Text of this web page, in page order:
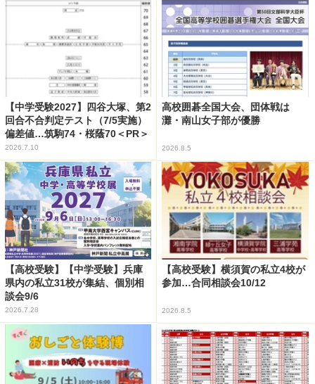
【中学受験2027】四谷大塚、第2
回合不合判定テスト（7/5実施）
偏差値…筑駒74・桜蔭70＜PR＞
2026.7.10
高校囲碁全国大会、団体戦は
灘・南山女子部が優勝
2026.8.5
【高校受験】【中学受験】兵庫
県内の私立31校が集結、個別相
談会9/6
2026.7.28
【高校受験】横須賀の私立4校が
参加…合同相談会10/12
2026.8.5